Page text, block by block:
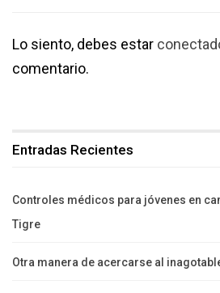
Lo siento, debes estar
comentario.
Entradas Recientes
Controles médicos para jóvenes en
Tigre
Otra manera de acercarse al